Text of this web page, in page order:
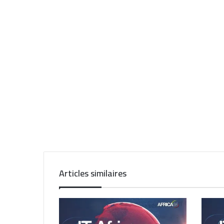
Articles similaires